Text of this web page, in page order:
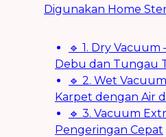
Digunakan Home
🔹 1. Dry
Debu dan Tungau
🔹 2. Wet
Karpet dengan Air
🔹 3. Vacuum
Pengeringan Cepat